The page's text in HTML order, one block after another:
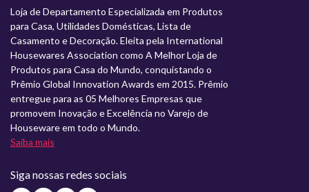
Loja de Departamento Especializada em Produtos
para Casa, Utilidades Domésticas, Lista de
Casamento e Decoração. Eleita pela International
Housewares Association como A Melhor Loja de
Produtos para Casa do Mundo, conquistando o
Prêmio Global Innovation Awards em 2015. Prêmio
entregue para as 05 Melhores Empresas que
promovem Inovação e Excelência no Varejo de
Houseware em todo o Mundo.
Saiba mais
Siga nossas redes sociais